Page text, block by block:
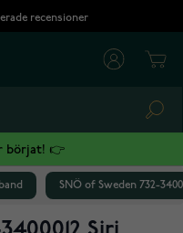
recensioner
börjat! 👉
SNÖ of Sweden 732-